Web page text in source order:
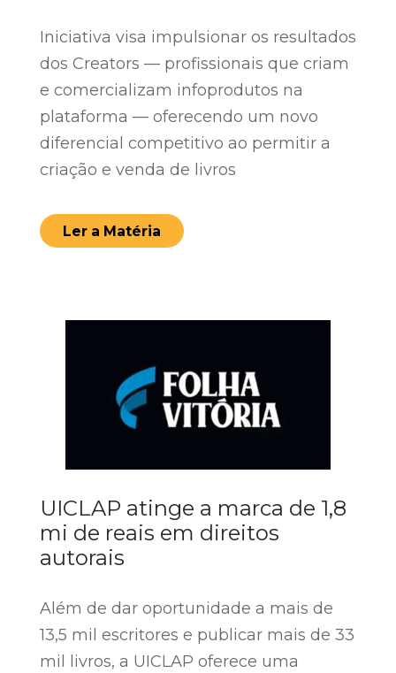
Iniciativa visa impulsionar os resultados
dos Creators — profissionais que criam
e comercializam infoprodutos na
plataforma — oferecendo um novo
diferencial competitivo ao permitir a
criação e venda de livros
Ler a Matéria
UICLAP atinge a marca de 1,8
mi de reais em direitos
autorais
Além de dar oportunidade a mais de
13,5 mil escritores e publicar mais de 33
mil livros, a UICLAP oferece uma